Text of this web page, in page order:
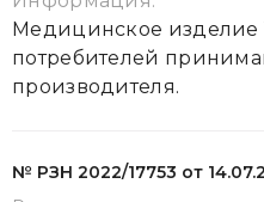
Медицинское изделие
потребителей
производителя.
№ РЗН 2022/17753 от